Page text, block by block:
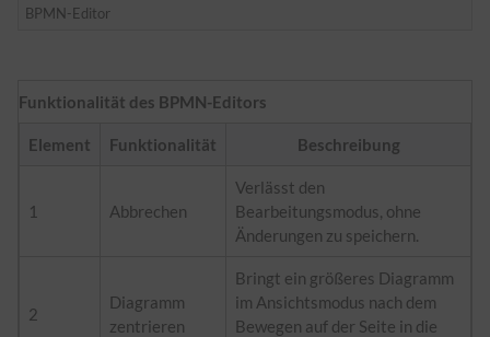
BPMN-Editor
Funktionalität des BPMN-Editors
Element Funktionalität Beschreibung
1 Abbrechen
Verlässt den
Bearbeitungsmodus, ohne
Änderungen zu speichern.
2
Diagramm
zentrieren
Bringt ein größeres Diagramm
im Ansichtsmodus nach dem
Bewegen auf der Seite in die